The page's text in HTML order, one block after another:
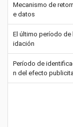
Mecanismo de
e datos
El último período de
idación
Período de
n del efecto